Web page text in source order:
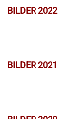
BILDER 2022
BILDER 2021